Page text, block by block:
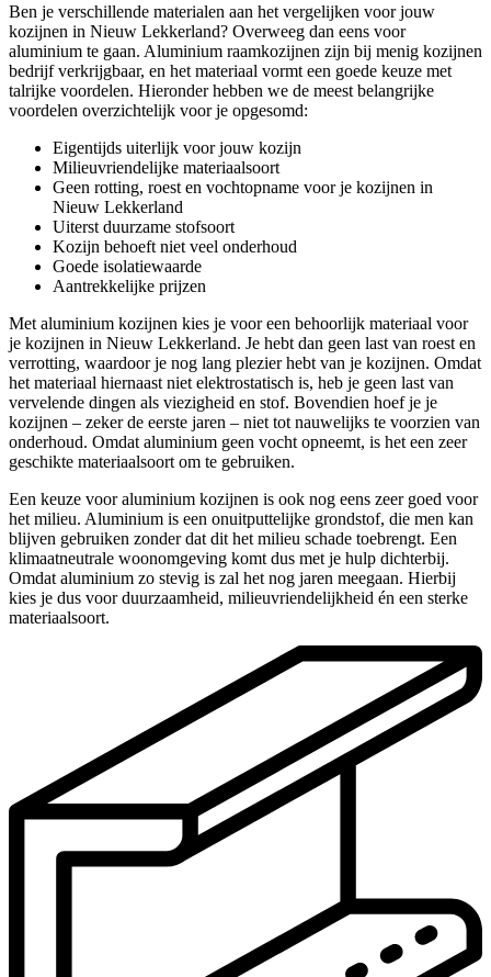
Ben je verschillende materialen aan het vergelijken voor jouw
kozijnen in Nieuw Lekkerland? Overweeg dan eens voor
aluminium te gaan. Aluminium raamkozijnen zijn bij menig kozijnen
bedrijf verkrijgbaar, en het materiaal vormt een goede keuze met
talrijke voordelen. Hieronder hebben we de meest belangrijke
voordelen overzichtelijk voor je opgesomd:
Eigentijds uiterlijk voor jouw kozijn
Milieuvriendelijke materiaalsoort
Geen rotting, roest en vochtopname voor je kozijnen in
Nieuw Lekkerland
Uiterst duurzame stofsoort
Kozijn behoeft niet veel onderhoud
Goede isolatiewaarde
Aantrekkelijke prijzen
Met aluminium kozijnen kies je voor een behoorlijk materiaal voor
je kozijnen in Nieuw Lekkerland. Je hebt dan geen last van roest en
verrotting, waardoor je nog lang plezier hebt van je kozijnen. Omdat
het materiaal hiernaast niet elektrostatisch is, heb je geen last van
vervelende dingen als viezigheid en stof. Bovendien hoef je je
kozijnen – zeker de eerste jaren – niet tot nauwelijks te voorzien van
onderhoud. Omdat aluminium geen vocht opneemt, is het een zeer
geschikte materiaalsoort om te gebruiken.
Een keuze voor aluminium kozijnen is ook nog eens zeer goed voor
het milieu. Aluminium is een onuitputtelijke grondstof, die men kan
blijven gebruiken zonder dat dit het milieu schade toebrengt. Een
klimaatneutrale woonomgeving komt dus met je hulp dichterbij.
Omdat aluminium zo stevig is zal het nog jaren meegaan. Hierbij
kies je dus voor duurzaamheid, milieuvriendelijkheid én een sterke
materiaalsoort.